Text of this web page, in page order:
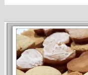
Recette
Beautysané©
sablés
sans
beurre